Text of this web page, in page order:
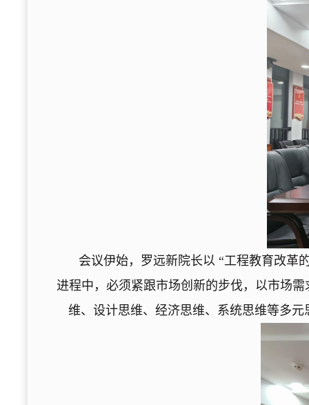
会议伊始，罗远新院长以 “工程教育改革
进程中，必须紧跟市场创新的步伐，以市场
维、设计思维、经济思维、系统思维等多